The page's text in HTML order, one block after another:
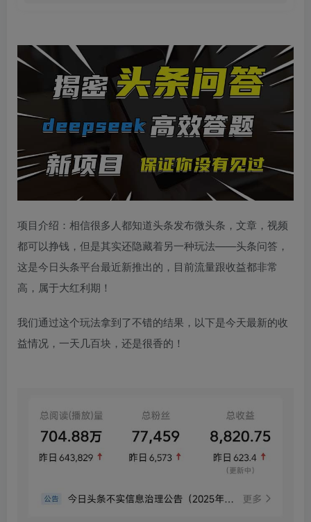
项目介绍：相信很多人都知道头条发布微头条，文章，视频
都可以挣钱，但是其实还隐藏着另一种玩法——头条问答，
这是今日头条平台最近新推出的，目前流量跟收益都非常
高，属于大红利期！
我们通过这个玩法拿到了不错的结果，以下是今天最新的收
益情况，一天几百块，还是很香的！